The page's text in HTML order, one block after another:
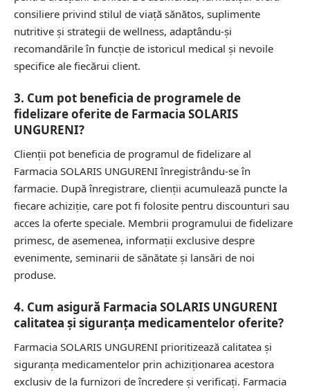
consiliere privind stilul de viață sănătos, suplimente
nutritive și strategii de wellness, adaptându-și
recomandările în funcție de istoricul medical și nevoile
specifice ale fiecărui client.
3. Cum pot beneficia de programele de
fidelizare oferite de Farmacia SOLARIS
UNGURENI?
Clienții pot beneficia de programul de fidelizare al
Farmacia SOLARIS UNGURENI înregistrându-se în
farmacie. După înregistrare, clienții acumulează puncte la
fiecare achiziție, care pot fi folosite pentru discounturi sau
acces la oferte speciale. Membrii programului de fidelizare
primesc, de asemenea, informații exclusive despre
evenimente, seminarii de sănătate și lansări de noi
produse.
4. Cum asigură Farmacia SOLARIS UNGURENI
calitatea și siguranța medicamentelor oferite?
Farmacia SOLARIS UNGURENI prioritizează calitatea și
siguranța medicamentelor prin achiziționarea acestora
exclusiv de la furnizori de încredere și verificați. Farmacia